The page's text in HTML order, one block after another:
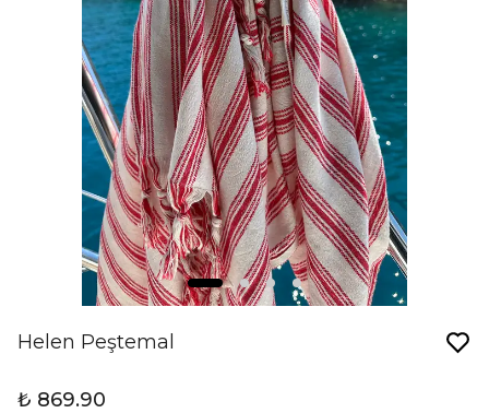
Helen Peştemal
₺ 869.90